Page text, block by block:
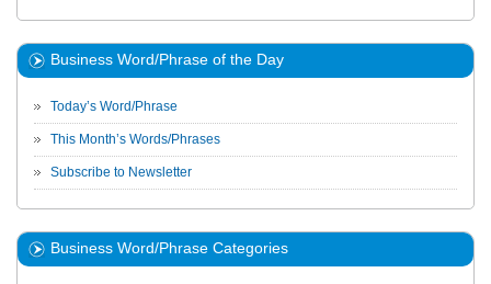
Business Word/Phrase of the Day
Today’s Word/Phrase
This Month’s Words/Phrases
Subscribe to Newsletter
Business Word/Phrase Categories